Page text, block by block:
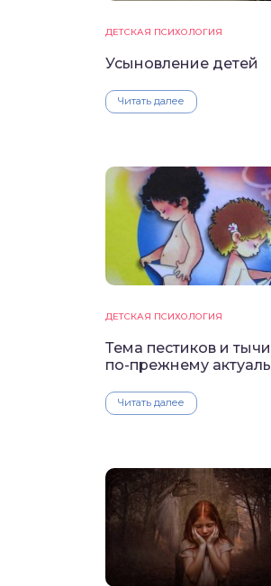
ДЕТСКАЯ ПСИХОЛОГИЯ
Усыновление детей
Читать далее
ДЕТСКАЯ ПСИХОЛОГИЯ
Тема пестиков и
по-прежнему
Читать далее